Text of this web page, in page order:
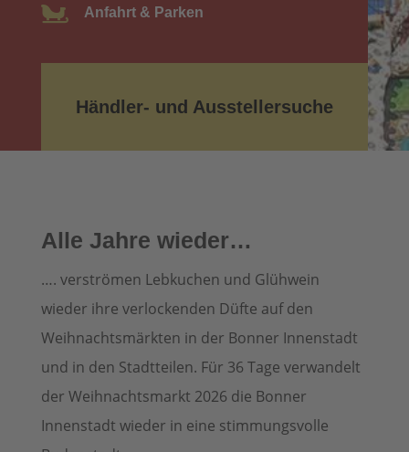
 Anfahrt & Parken
Händler- und Ausstellersuche
Alle Jahre wieder…
…. verströmen Lebkuchen und Glühwein
wieder ihre verlockenden Düfte auf den
Weihnachtsmärkten in der Bonner Innenstadt
und in den Stadtteilen. Für 36 Tage verwandelt
der Weihnachtsmarkt 2026 die Bonner
Innenstadt wieder in eine stimmungsvolle